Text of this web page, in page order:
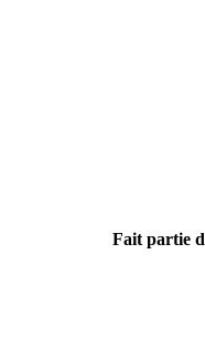
Fait partie